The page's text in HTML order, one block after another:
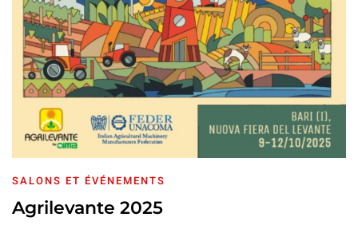
SALONS ET ÉVÉNEMENTS
Agrilevante 2025